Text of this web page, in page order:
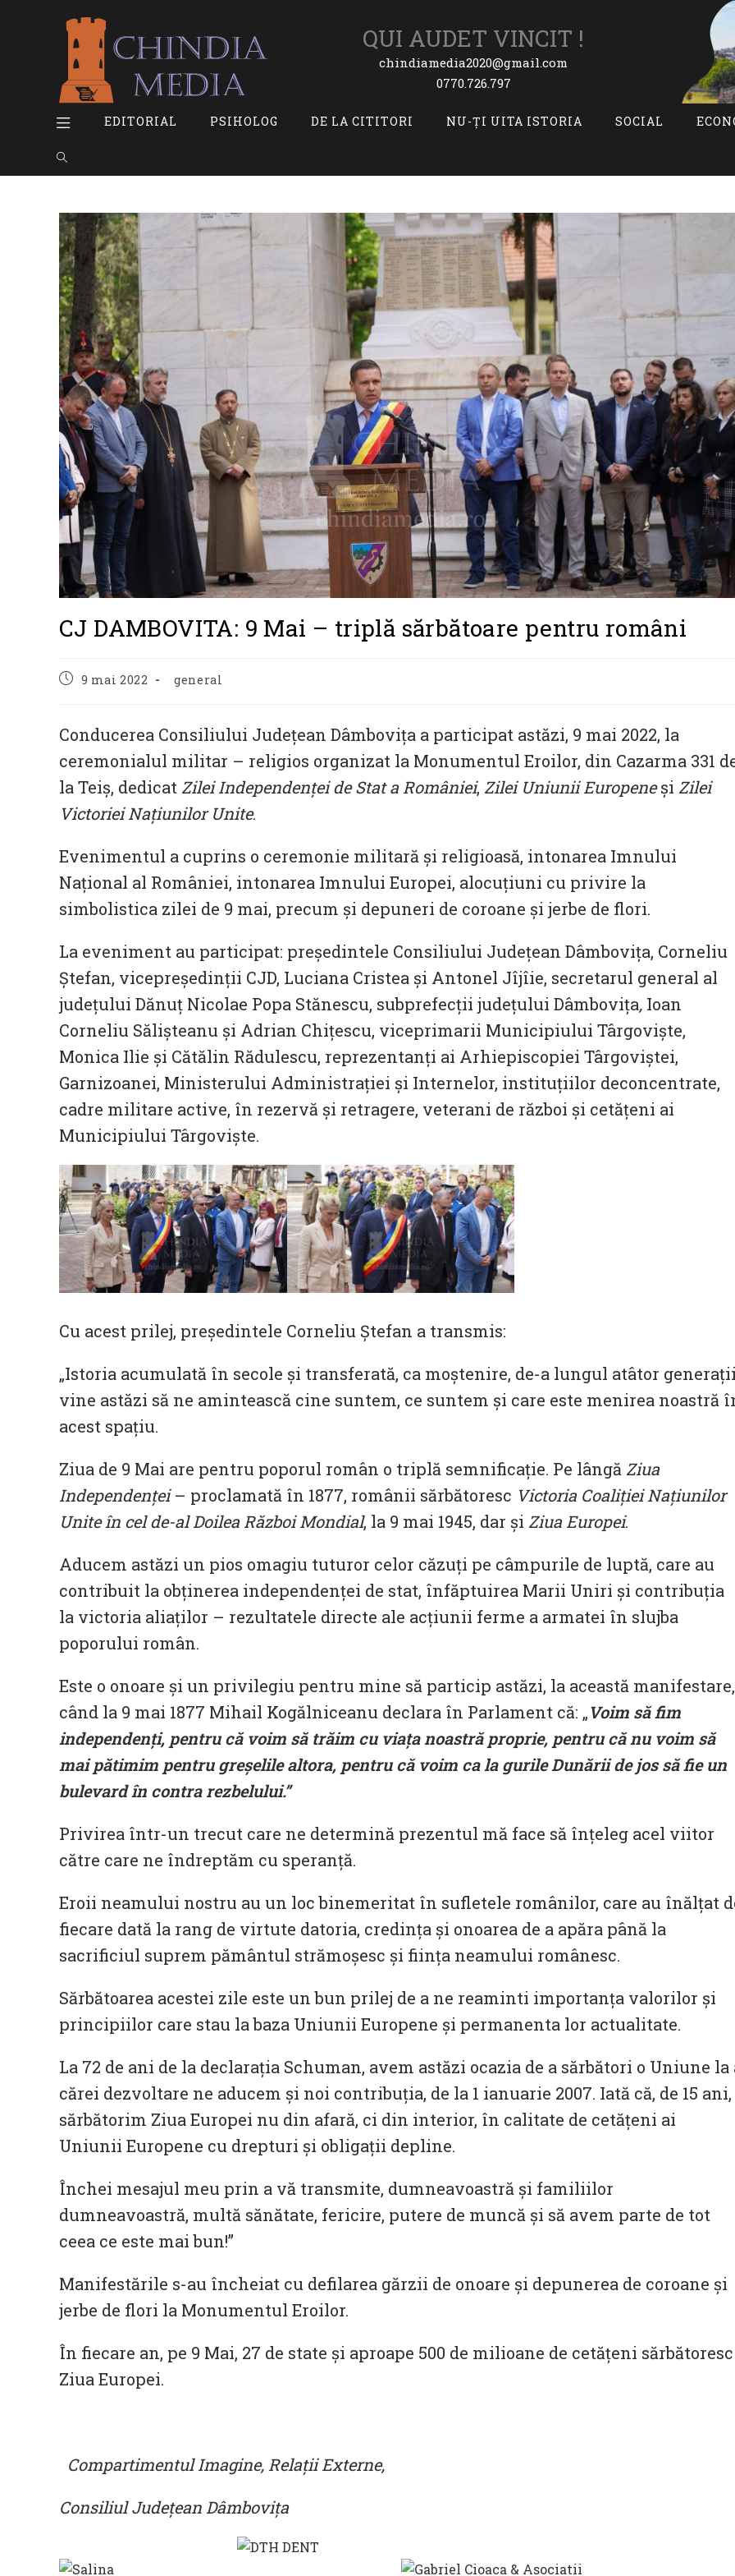
QUI AUDET VINCIT !
chindiamedia2020@gmail.com
0770.726.797
EDITORIAL PSIHOLOG DE LA CITITORI NU-ȚI UITA ISTORIA SOCIAL
Toggle
search
CJ DAMBOVITA: 9 Mai – triplă sărbătoare pentru români
Post9 mai 2022
Post
general
Conducerea Consiliului Județean Dâmbovița a participat astăzi, 9 mai 2022, la
ceremonialul militar – religios organizat la Monumentul Eroilor, din Cazarma 331
la Teiș, dedicat Zilei Independenței de Stat a României, Zilei Uniunii Europeneși Zilei
Victoriei Națiunilor Unite.
Evenimentul a cuprins o ceremonie militară şi religioasă, intonarea Imnului
Naţional al României, intonarea Imnului Europei, alocuţiuni cu privire la
simbolistica zilei de 9 mai, precum şi depuneri de coroane şi jerbe de flori.
La eveniment au participat: președintele Consiliului Județean Dâmbovița, Corneliu
Ștefan, vicepreşedinții CJD, Luciana Cristea și Antonel Jîjîie, secretarul general al
județului Dănuț Nicolae Popa Stănescu, subprefecții judeţului Dâmboviţa, Ioan
Corneliu Sălișteanu și Adrian Chițescu, viceprimarii Municipiului Târgovişte,
Monica Ilie și Cătălin Rădulescu, reprezentanţi ai Arhiepiscopiei Târgoviștei,
Garnizoanei, Ministerului Administrației și Internelor, instituțiilor deconcentrate,
cadre militare active, în rezervă şi retragere, veterani de război și cetățeni ai
Municipiului Târgoviște.
Cu acest prilej, președintele Corneliu Ștefan a transmis:
„Istoria acumulată în secole şi transferată, ca moştenire, de-a lungul atâtor
vine astăzi să ne amintească cine suntem, ce suntem şi care este menirea noastră
acest spaţiu.
Ziua de 9 Mai are pentru poporul român o triplă semnificaţie. Pe lângă Ziua
Independenţei– proclamată în 1877, românii sărbătoresc Victoria Coaliţiei Naţiunilor
Unite în cel de-al Doilea Război Mondial, la 9 mai 1945, dar şi Ziua Europei.
Aducem astăzi un pios omagiu tuturor celor căzuţi pe câmpurile de luptă, care au
contribuit la obţinerea independenţei de stat, înfăptuirea Marii Uniri şi contribuţia
la victoria aliaţilor – rezultatele directe ale acţiunii ferme a armatei în slujba
poporului român.
Este o onoare și un privilegiu pentru mine să particip astăzi, la această manifestare,
când la 9 mai 1877 Mihail Kogălniceanu declara în Parlament că: „Voim să fim
independenți, pentru că voim să trăim cu viaţa noastră proprie, pentru că nu voim să
mai pătimim pentru greșelile altora, pentru că voim ca la gurile Dunării de jos să fie un
bulevard în contra rezbelului.”
Privirea într-un trecut care ne determină prezentul mă face să înţeleg acel viitor
către care ne îndreptăm cu speranţă.
Eroii neamului nostru au un loc binemeritat în sufletele românilor, care au înălţat
fiecare dată la rang de virtute datoria, credinţa şi onoarea de a apăra până la
sacrificiul suprem pământul strămoşesc şi fiinţa neamului românesc.
Sărbătoarea acestei zile este un bun prilej de a ne reaminti importanţa valorilor şi
principiilor care stau la baza Uniunii Europene şi permanenta lor actualitate.
La 72 de ani de la declaraţia Schuman, avem astăzi ocazia de a sărbători o Uniune la
cărei dezvoltare ne aducem şi noi contribuţia, de la 1 ianuarie 2007. Iată că, de 15 ani,
sărbătorim Ziua Europei nu din afară, ci din interior, în calitate de cetăţeni ai
Uniunii Europene cu drepturi şi obligaţii depline.
Închei mesajul meu prin a vă transmite, dumneavoastră şi familiilor
dumneavoastră, multă sănătate, fericire, putere de muncă şi să avem parte de tot
ceea ce este mai bun!”
Manifestările s-au încheiat cu defilarea gărzii de onoare și depunerea de coroane și
jerbe de flori la Monumentul Eroilor.
În fiecare an, pe 9 Mai, 27 de state și aproape 500 de milioane de cetățeni sărbătoresc
Ziua Europei.
Compartimentul Imagine, Relații Externe,
Consiliul Județean Dâmbovița